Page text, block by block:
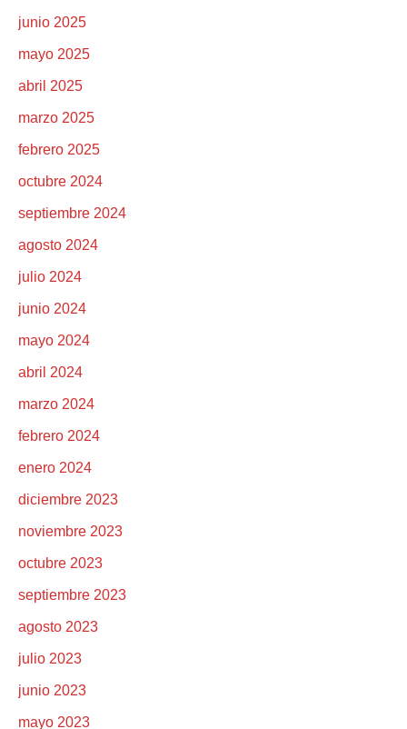
junio 2025
mayo 2025
abril 2025
marzo 2025
febrero 2025
octubre 2024
septiembre 2024
agosto 2024
julio 2024
junio 2024
mayo 2024
abril 2024
marzo 2024
febrero 2024
enero 2024
diciembre 2023
noviembre 2023
octubre 2023
septiembre 2023
agosto 2023
julio 2023
junio 2023
mayo 2023